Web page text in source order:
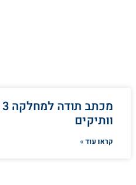
וותיקים
קראו עוד »